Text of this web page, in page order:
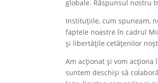
globale. Răspunsul nostru
Instituțiile, cum spuneam,
faptele noastre în cadrul
și libertățile cetățenilor
Am acționat și vom
suntem deschiși să